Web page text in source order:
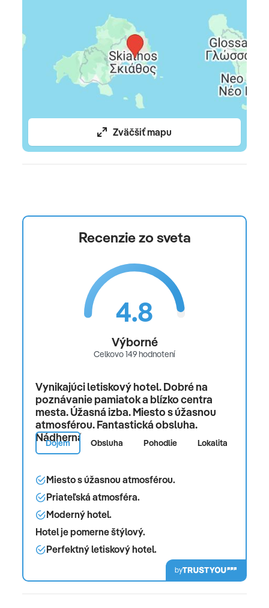
Zväčšiť mapu
Recenzie zo sveta
4.8
Výborné
Celkovo 149 hodnotení
Vynikajúci letiskový hotel. Dobré na
poznávanie pamiatok a blízko centra
mesta. Úžasná izba. Miesto s úžasnou
atmosférou. Fantastická obsluha.
Nádherná pláž.
Dojem Obsluha Pohodlie Lokalita
Miesto s úžasnou atmosférou.
Priateľská atmosféra.
Moderný hotel.
Hotel je pomerne štýlový.
Perfektný letiskový hotel.
by